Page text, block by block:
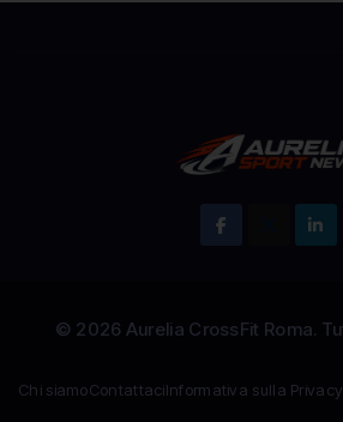
Chi siamoContattaciInformativa sulla Privacy